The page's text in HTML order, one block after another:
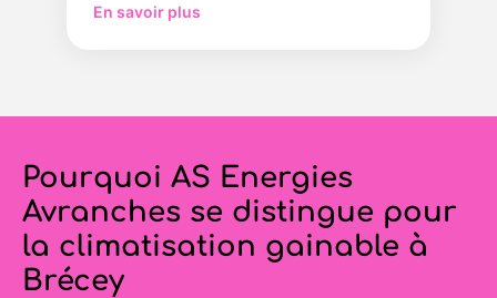
En savoir plus
Pourquoi AS Energies
Avranches se distingue pour
la climatisation gainable à
Brécey